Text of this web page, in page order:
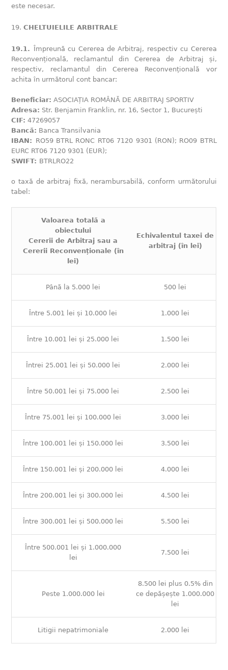
este necesar.
CHELTUIELILE ARBITRALE
19.1. Împreună cu Cererea de Arbitraj, respectiv cu Cererea
Reconvențională, reclamantul din Cererea de Arbitraj și,
respectiv, reclamantul din Cererea Reconvențională vor
achita în următorul cont bancar:
Beneficiar: ASOCIAȚIA ROMÂNĂ DE ARBITRAJ SPORTIV
Adresa: Str. Benjamin Franklin, nr. 16, Sector 1, București
CIF: 47269057
Bancă: Banca Transilvania
IBAN: RO59 BTRL RONC RT06 7120 9301 (RON); RO09 BTRL
EURC RT06 7120 9301 (EUR);
SWIFT: BTRLRO22
o taxă de arbitraj fixă, nerambursabilă, conform următorului
tabel:
Valoarea totală a
obiectului
Cererii de Arbitraj sau a
Cererii Reconvenționale (în
lei)
Echivalentul taxei de
arbitraj (în lei)
Până la 5.000 lei 500 lei
Între 5.001 lei și 10.000 lei 1.000 lei
Între 10.001 lei și 25.000 lei 1.500 lei
Întrei 25.001 lei și 50.000 lei 2.000 lei
Între 50.001 lei și 75.000 lei 2.500 lei
Între 75.001 lei și 100.000 lei 3.000 lei
Între 100.001 lei și 150.000 lei 3.500 lei
Între 150.001 lei și 200.000 lei 4.000 lei
Între 200.001 lei și 300.000 lei 4.500 lei
Între 300.001 lei și 500.000 lei 5.500 lei
Între 500.001 lei și 1.000.000
lei
7.500 lei
Peste 1.000.000 lei
8.500 lei plus 0.5% din
ce depășește 1.000.000
lei
Litigii nepatrimoniale 2.000 lei